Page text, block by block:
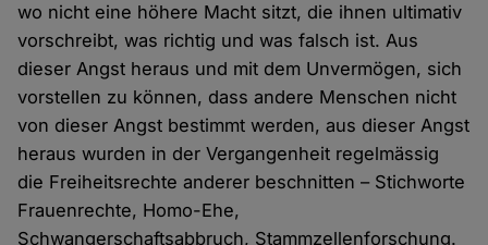
wo nicht eine höhere Macht sitzt, die ihnen ultimativ
vorschreibt, was richtig und was falsch ist. Aus
dieser Angst heraus und mit dem Unvermögen, sich
vorstellen zu können, dass andere Menschen nicht
von dieser Angst bestimmt werden, aus dieser Angst
heraus wurden in der Vergangenheit regelmässig
die Freiheitsrechte anderer beschnitten – Stichworte
Frauenrechte, Homo-Ehe,
Schwangerschaftsabbruch, Stammzellenforschung.